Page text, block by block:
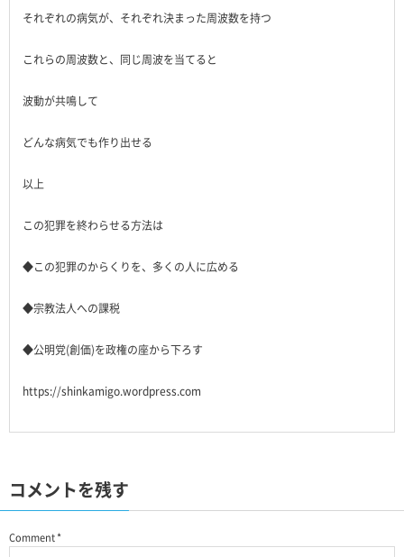
それぞれの病気が、それぞれ決まった周波数を持つ
これらの周波数と、同じ周波を当てると
波動が共鳴して
どんな病気でも作り出せる
以上
この犯罪を終わらせる方法は
◆この犯罪のからくりを、多くの人に広める
◆宗教法人への課税
◆公明党(創価)を政権の座から下ろす
https://shinkamigo.wordpress.com
コメントを残す
Comment*